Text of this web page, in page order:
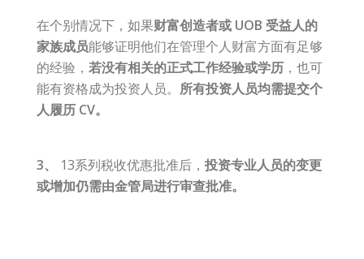
在个别情况下，如果财富创造者或 UOB 受益人的
家族成员能够证明他们在管理个人财富方面有足够
的经验， 若没有相关的正式工作经验或学历 ，也可
能有资格成为投资人员。 所有投资人员均需提交个
人履历 CV。
3、 13系列税收优惠批准后， 投资专业人员的变更
或增加仍需由金管局进行审查批准。